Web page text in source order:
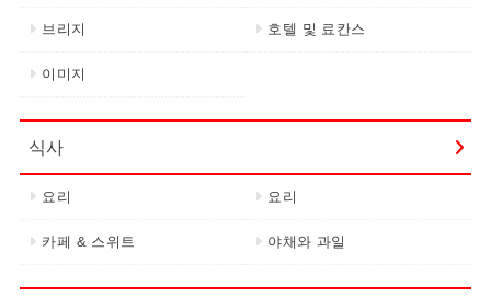
브리지 호텔 및 료칸스
이미지
식사
요리 요리
카페 & 스위트 야채와 과일